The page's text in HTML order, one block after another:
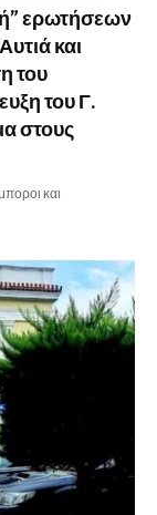
ερωτήσεων
και
του
του Γ.
στους
και